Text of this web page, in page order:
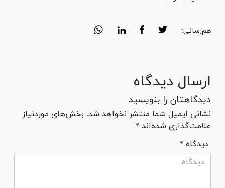
هم‌رسانی:
ارسال دیدگاه
دیدگاهتان را بنویسید
نشانی ایمیل شما منتشر نخواهد شد. بخش‌های موردنیاز
علامت‌گذاری شده‌اند *
* دیدگاه